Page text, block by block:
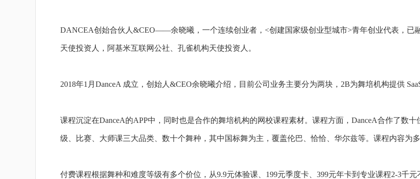
DANCEA创始合伙人&CEO——余晓曦，一个连续创业者，<创建国家级创业型城市>青年创业代表，已
天使投资人，阿基米互联网公社、孔雀机构天使投资人。
2018年1月DanceA 成立，创始人&CEO余晓曦介绍，目前公司业务主要分为两块，2B为舞培机构提供
课程沉淀在DanceA的APP中，同时也是合作的舞培机构的网校课程素材。课程方面，DanceA合作了数
级、比赛、大师课三大品类、数十个舞种，其中国标舞为主，覆盖伦巴、恰恰、华尔兹等。课程内容为
付费课程根据舞种和难度等级有多个价位，从9.9元体验课、199元季度卡、399元年卡到专业课程2-3千元